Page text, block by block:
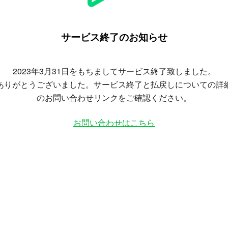
サービス終了のお知らせ
2023年3月31日をもちましてサービス終了致しました。
りがとうございました。サービス終了と払戻しについての詳
のお問い合わせリンクをご確認ください。
お問い合わせはこちら